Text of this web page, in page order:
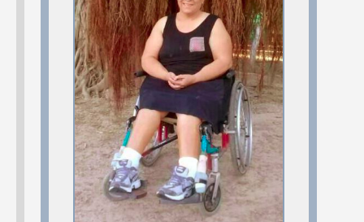
Medea Benjamin
Dec 1989
#20 Sep 1988
#19